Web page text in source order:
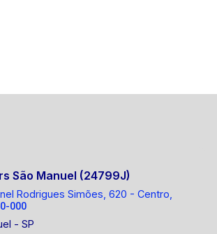
São Manuel (24799J)
Rodrigues Simões, 620 - Centro,
000
- SP